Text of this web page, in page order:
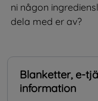
ni någon
dela med er av?
Blanketter, e-
information